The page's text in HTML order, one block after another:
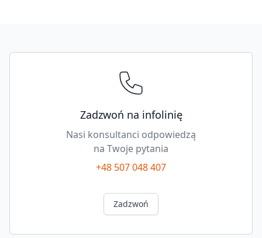
przycięcia
Zadzwoń na infolinię
Nasi konsultanci odpowiedzą
na Twoje pytania
+48 507 048 407
Zadzwoń